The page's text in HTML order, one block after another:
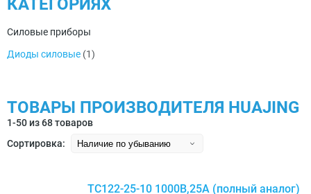
КАТЕГОРИЯХ
Силовые приборы
Диоды силовые (1)
ТОВАРЫ ПРОИЗВОДИТЕЛЯ HUAJING
1-50 из 68 товаров
Сортировка:
ТС122-25-10 1000В,25A (полный аналог)